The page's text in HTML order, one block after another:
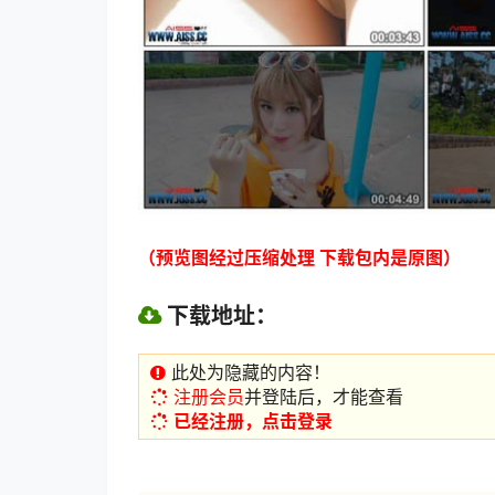
（预览图经过压缩处理 下载包内是原图）
下载地址：
此处为隐藏的内容！
注册会员并登陆后，才能查看
已经注册，点击登录